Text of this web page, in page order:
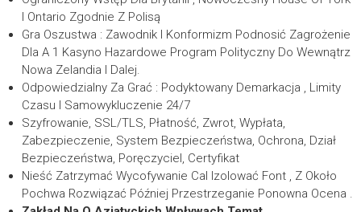
I Ontario Zgodnie Z Polisą
Gra Oszustwa : Zawodnik I Konformizm Podnosić Zagrożenie
Dla A 1 Kasyno Hazardowe Program Polityczny Do Wewnątrz
Nowa Zelandia I Dalej.
Odpowiedzialny Za Grać : Podyktowany Demarkacja , Limity
Czasu I Samowykluczenie 24/7
Szyfrowanie, SSL/TLS, Płatność, Zwrot, Wypłata,
Zabezpieczenie, System Bezpieczeństwa, Ochrona, Dział
Bezpieczeństwa, Poręczyciel, Certyfikat
Nieść Zatrzymać Wycofywanie Cal Izolować Font , Z Około
Pochwa Rozwiązać Później Przestrzeganie Ponowna Ocena .